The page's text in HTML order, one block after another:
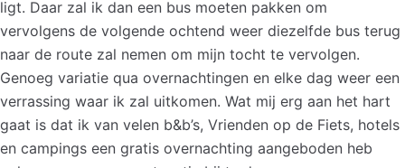
ligt. Daar zal ik dan een bus moeten pakken om
vervolgens de volgende ochtend weer diezelfde bus terug
naar de route zal nemen om mijn tocht te vervolgen.
Genoeg variatie qua overnachtingen en elke dag weer een
verrassing waar ik zal uitkomen. Wat mij erg aan het hart
gaat is dat ik van velen b&b’s, Vrienden op de Fiets, hotels
en campings een gratis overnachting aangeboden heb